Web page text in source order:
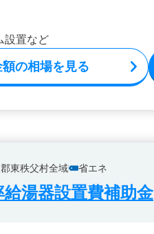
設置など
の相場を見る
東秩父村全域 省エネ
湯器設置費補助金